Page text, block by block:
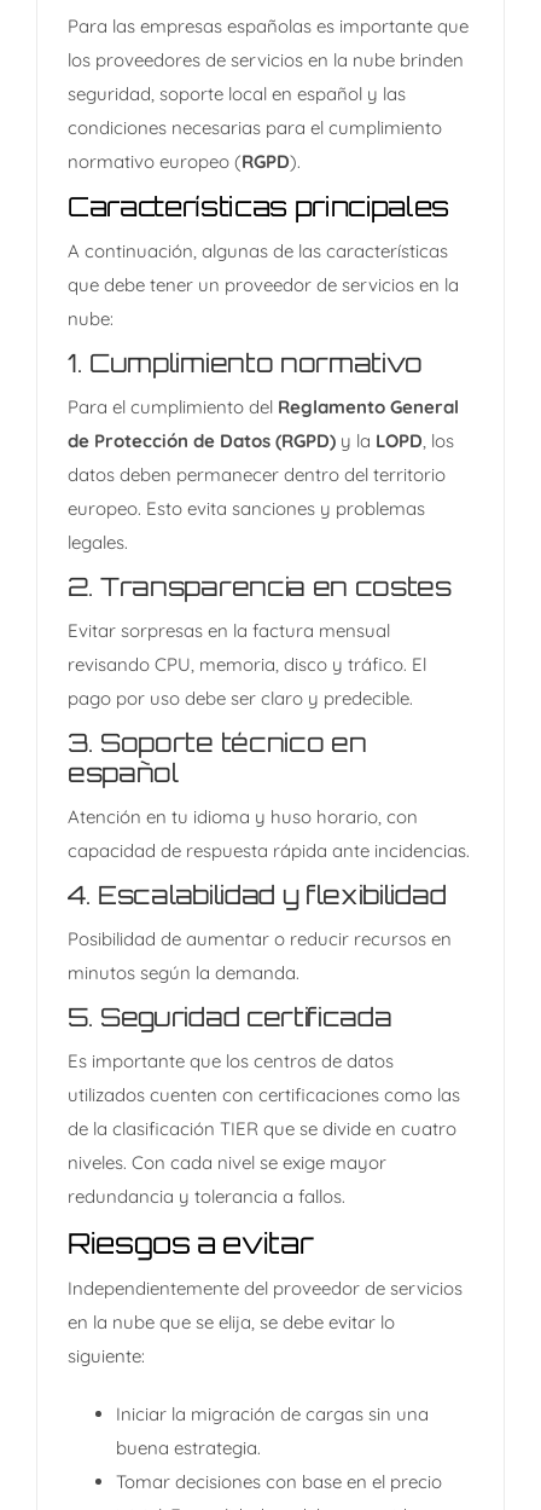
Para las empresas españolas es importante que
los proveedores de servicios en la nube brinden
seguridad, soporte local en español y las
condiciones necesarias para el cumplimiento
normativo europeo (RGPD).
Características principales
A continuación, algunas de las características
que debe tener un proveedor de servicios en la
nube:
1. Cumplimiento normativo
Para el cumplimiento del Reglamento General
de Protección de Datos (RGPD)y la LOPD , los
datos deben permanecer dentro del territorio
europeo. Esto evita sanciones y problemas
legales.
2. Transparencia en costes
Evitar sorpresas en la factura mensual
revisando CPU, memoria, disco y tráfico. El
pago por uso debe ser claro y predecible.
3. Soporte técnico en
español
Atención en tu idioma y huso horario, con
capacidad de respuesta rápida ante incidencias.
4. Escalabilidad y flexibilidad
Posibilidad de aumentar o reducir recursos en
minutos según la demanda.
5. Seguridad certificada
Es importante que los centros de datos
utilizados cuenten con certificaciones como las
de la clasificación TIER que se divide en cuatro
niveles. Con cada nivel se exige mayor
redundancia y tolerancia a fallos.
Riesgos a evitar
Independientemente del proveedor de servicios
en la nube que se elija, se debe evitar lo
siguiente:
Iniciar la migración de cargas sin una
buena estrategia.
Tomar decisiones con base en el precio